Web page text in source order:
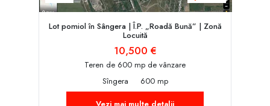
Lot pomiol în Sângera | Î.P. „Roadă Bună” | Zonă
Locuită
10,500 €
Teren de 600 mp de vânzare
Sîngera
600 mp